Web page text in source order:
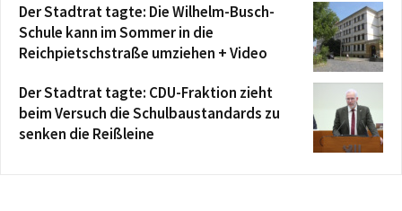
Der Stadtrat tagte: Die Wilhelm-Busch-
Schule kann im Sommer in die
Reichpietschstraße umziehen + Video
Der Stadtrat tagte: CDU-Fraktion zieht
beim Versuch die Schulbaustandards zu
senken die Reißleine